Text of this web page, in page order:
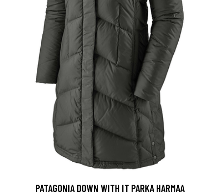
PATAGONIA DOWN WITH IT PARKA HARMAA